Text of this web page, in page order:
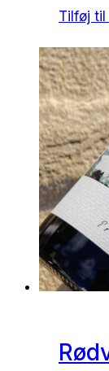
Tilføj til